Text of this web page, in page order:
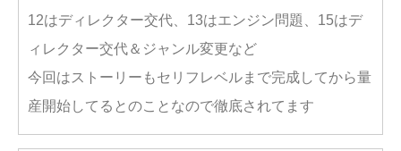
12はディレクター交代、13はエンジン問題、15はデ
ィレクター交代＆ジャンル変更など
今回はストーリーもセリフレベルまで完成してから量
産開始してるとのことなので徹底されてます